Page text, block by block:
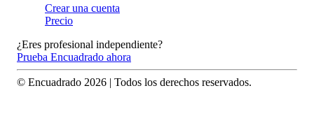
Crear una cuenta
Precio
¿Eres profesional independiente?
Prueba Encuadrado ahora
© Encuadrado 2026 | Todos los derechos reservados.